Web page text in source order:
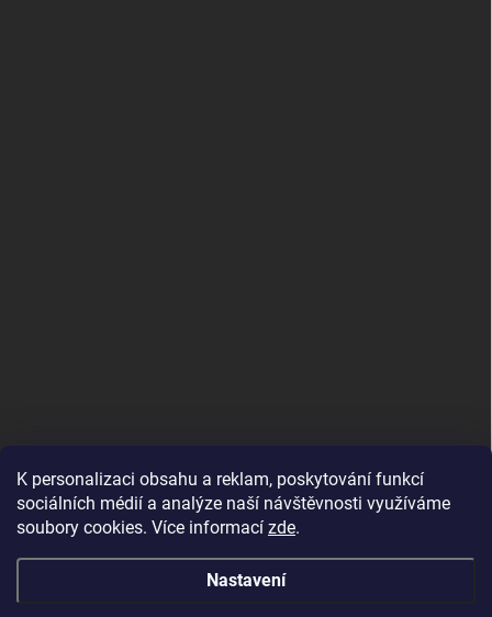
K personalizaci obsahu a reklam, poskytování funkcí
sociálních médií a analýze naší návštěvnosti využíváme
soubory cookies. Více informací zde.
Nastavení